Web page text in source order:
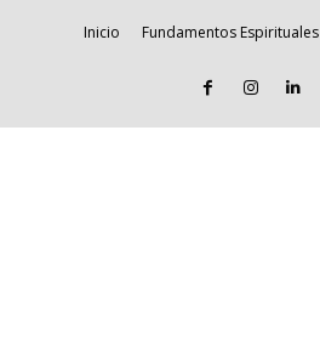
Inicio Fundamentos Espirituales